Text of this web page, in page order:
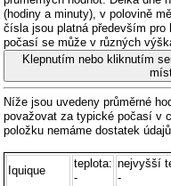
(hodiny a minuty), v polovině
čísla jsou platná především
počasí se může v různých
Klepnutím nebo kliknutím
Níže jsou uvedeny průměrné
považovat za typické počasí v
položku nemáme dostatek údajů.
Iquique
teplota:
-
nejvyšší
-